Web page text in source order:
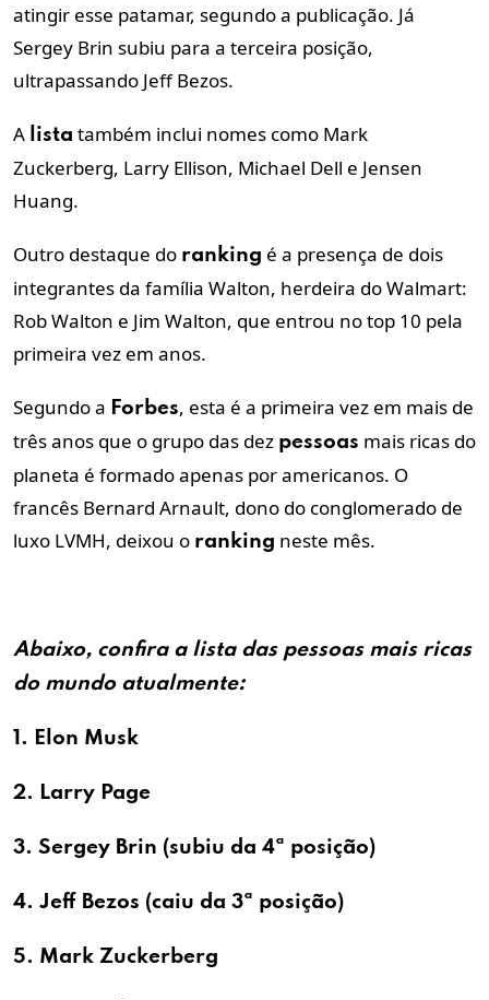
atingir esse patamar, segundo a publicação. Já
Sergey Brin subiu para a terceira posição,
ultrapassando Jeff Bezos.
A lista também inclui nomes como Mark
Zuckerberg, Larry Ellison, Michael Dell e Jensen
Huang.
Outro destaque do ranking é a presença de dois
integrantes da família Walton, herdeira do Walmart:
Rob Walton e Jim Walton, que entrou no top 10 pela
primeira vez em anos.
Segundo a Forbes, esta é a primeira vez em mais de
três anos que o grupo das dez pessoas mais ricas do
planeta é formado apenas por americanos. O
francês Bernard Arnault, dono do conglomerado de
luxo LVMH, deixou o ranking neste mês.
Abaixo, confira a listadas pessoasmais ricas
do mundoatualmente:
1. Elon Musk
2. Larry Page
3. Sergey Brin (subiu da 4ª posição)
4. Jeff Bezos (caiu da 3ª posição)
5. Mark Zuckerberg